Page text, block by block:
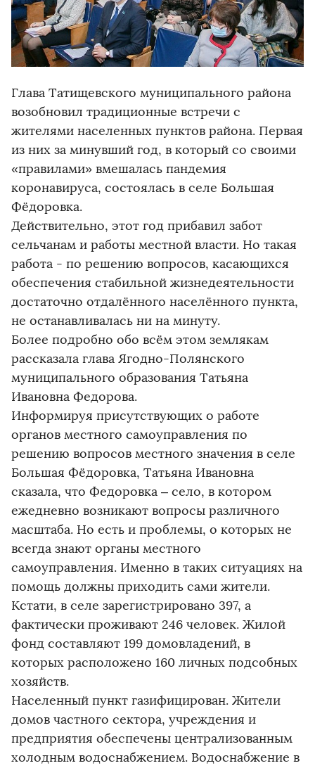
Глава Татищевского муниципального района
возобновил традиционные встречи с
жителями населенных пунктов района. Первая
из них за минувший год, в который со своими
«правилами» вмешалась пандемия
коронавируса, состоялась в селе Большая
Фёдоровка.
Действительно, этот год прибавил забот
сельчанам и работы местной власти. Но такая
работа - по решению вопросов, касающихся
обеспечения стабильной жизнедеятельности
достаточно отдалённого населённого пункта,
не останавливалась ни на минуту.
Более подробно обо всём этом землякам
рассказала глава Ягодно-Полянского
муниципального образования Татьяна
Ивановна Федорова.
Информируя присутствующих о работе
органов местного самоуправления по
решению вопросов местного значения в селе
Большая Фёдоровка, Татьяна Ивановна
сказала, что Федоровка – село, в котором
ежедневно возникают вопросы различного
масштаба. Но есть и проблемы, о которых не
всегда знают органы местного
самоуправления. Именно в таких ситуациях на
помощь должны приходить сами жители.
Кстати, в селе зарегистрировано 397, а
фактически проживают 246 человек. Жилой
фонд составляют 199 домовладений, в
которых расположено 160 личных подсобных
хозяйств.
Населенный пункт газифицирован. Жители
домов частного сектора, учреждения и
предприятия обеспечены централизованным
холодным водоснабжением. Водоснабжение в